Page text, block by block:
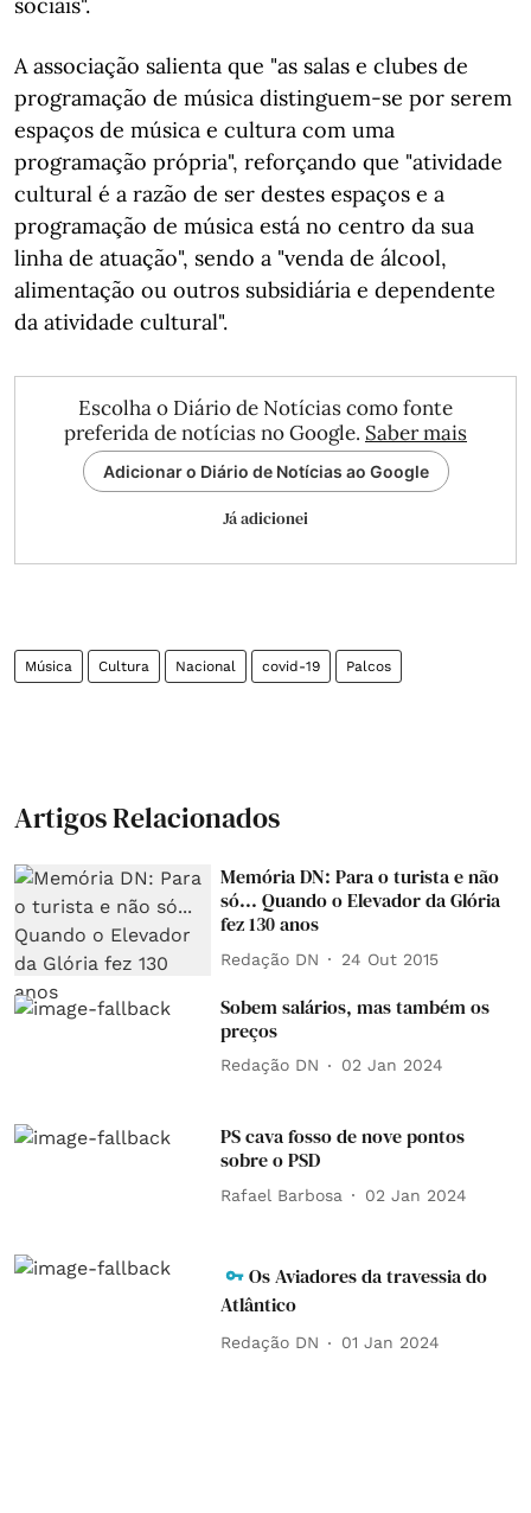
A associação salienta que "as salas e clubes de
programação de música distinguem-se por serem
espaços de música e cultura com uma
programação própria", reforçando que "atividade
cultural é a razão de ser destes espaços e a
programação de música está no centro da sua
linha de atuação", sendo a "venda de álcool,
alimentação ou outros subsidiária e dependente
da atividade cultural".
Escolha o Diário de Notícias como fonte
preferida de notícias no Google. Saber mais
Adicionar o Diário de Notícias ao Google
Já adicionei
Música Cultura Nacional covid-19 Palcos
Artigos Relacionados
Memória DN: Para o turista e não
só... Quando o Elevador da Glória
fez 130 anos
Redação DN 24 Out 2015
Sobem salários, mas também os
preços
Redação DN 02 Jan 2024
PS cava fosso de nove pontos
sobre o PSD
Rafael Barbosa 02 Jan 2024
Os Aviadores da travessia do
Atlântico
Redação DN 01 Jan 2024